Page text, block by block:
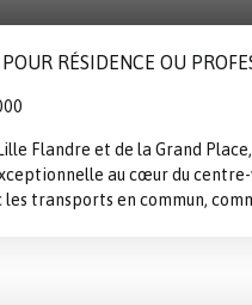
RÉSIDENCE OU
Flandre et de la Grand
au cœur du centre-
transports en commun,